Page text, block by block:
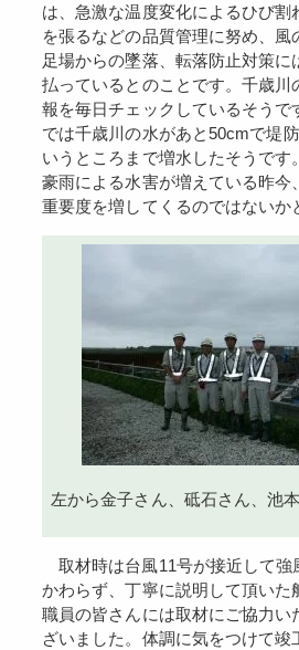
は、急激な温度変化によるひび割
を張るなどの品質管理に努め、風
足場からの墜落、転落防止対策に
払っているとのことです。千歳川
報を毎日チェックしているそうで
では千歳川の水があと50cmで堤
いうところまで増水したそうです
豪雨による水害が増えている昨今
重要度を増してくるのではないか
左から金子さん、砥石さん、池
取材時は台風11号が接近して強風の中だったにもか
かわらず、丁寧に説明して頂いた
職員の皆さんには取材にご協力い
ざいました。体調に気をつけて竣